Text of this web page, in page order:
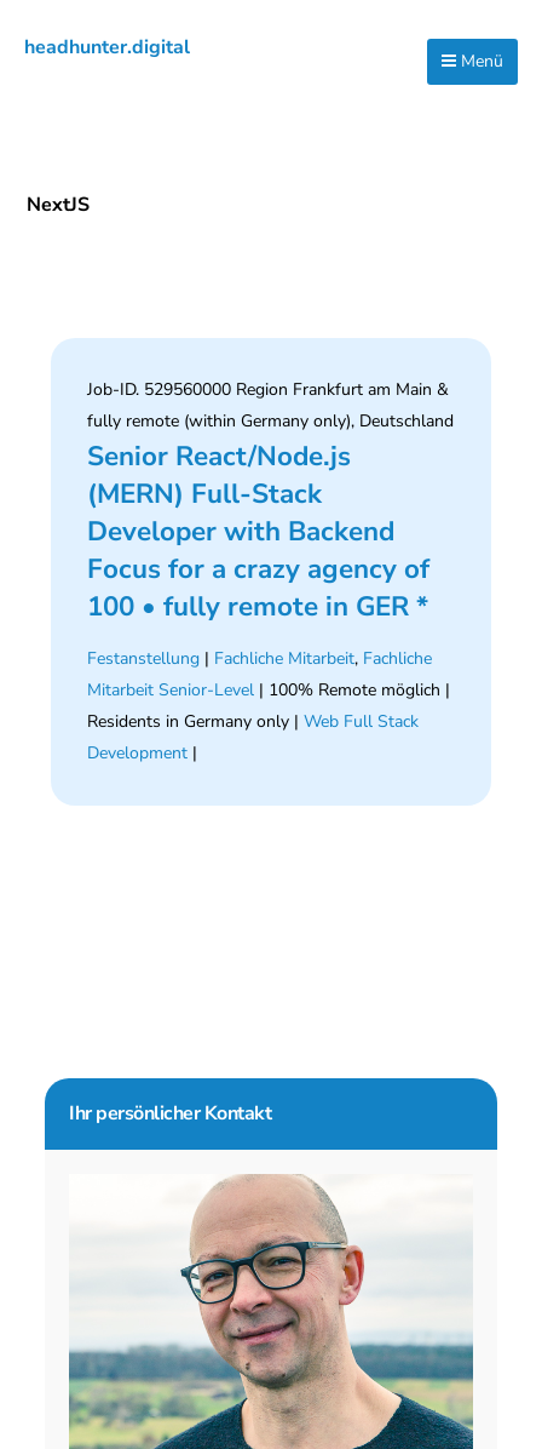
Hauptnavigation
Inhalt
Seitenspalte
headhunter.digital
Menü
NextJS
Job-ID. 529560000 Region Frankfurt am Main &
fully remote (within Germany only), Deutschland
Senior React/Node.js
(MERN) Full-Stack
Developer with Backend
Focus for a crazy agency of
100 • fully remote in GER *
Festanstellung | Fachliche Mitarbeit, Fachliche
Mitarbeit Senior-Level | 100% Remote möglich |
Residents in Germany only |Web Full Stack
Development |
Seitenspalte
Ihr persönlicher Kontakt